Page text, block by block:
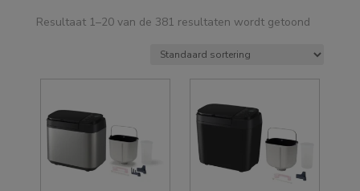
Resultaat 1–20 van de 381 resultaten wordt getoond